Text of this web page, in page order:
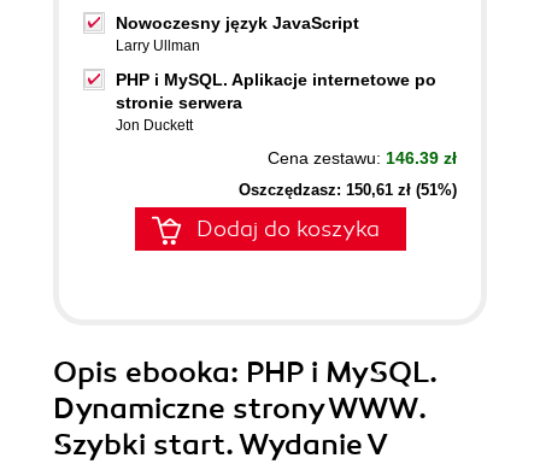
Nowoczesny język JavaScript
Larry Ullman
PHP i MySQL. Aplikacje internetowe po
stronie serwera
Jon Duckett
Cena zestawu: 146.39 zł
Oszczędzasz: 150,61 zł (51%)
Dodaj do koszyka
Opis ebooka: PHP i MySQL.
Dynamiczne strony WWW.
Szybki start. Wydanie V